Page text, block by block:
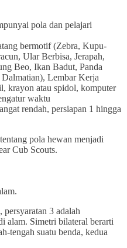
pola dan pelajari
bermotif (Zebra, Kupu-
Ular Berbisa, Jerapah,
Beo, Ikan Badut, Panda
Lembar Kerja
krayon atau spidol, komputer
waktu
rendah, persiapan 1 hingga
pola hewan menjadi
Cub Scouts.
3 adalah
alam. Simetri bilateral berarti
tengah suatu benda, kedua